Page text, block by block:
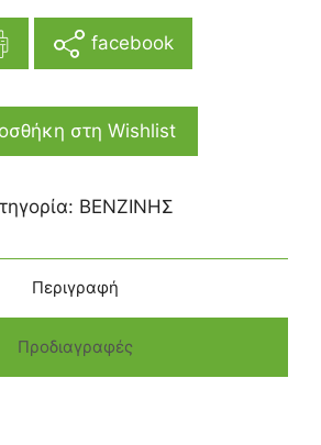
facebook
στη Wishlist
ΒΕΝΖΙΝΗΣ
Περιγραφή
Προδιαγραφές